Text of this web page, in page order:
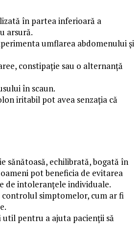
în partea inferioară a
arsură.
umflarea abdomenului și
constipație sau o alternanță
în scaun.
iritabil pot avea senzația că
sănătoasă, echilibrată, bogată în
pot beneficia de evitarea
de intoleranțele individuale.
simptomelor, cum ar fi
pentru a ajuta pacienții să